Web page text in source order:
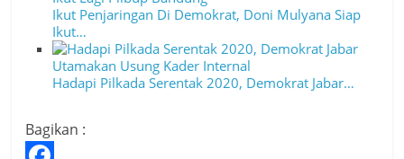
Ikut Penjaringan Di Demokrat, Doni Mulyana Siap
Ikut…
Hadapi Pilkada Serentak 2020, Demokrat Jabar…
Bagikan :